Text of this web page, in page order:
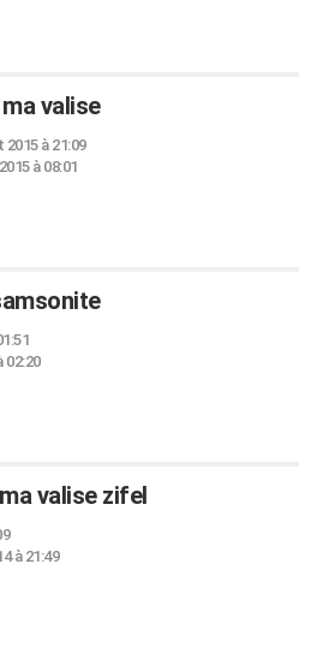
valise
2015 à 21:09
à 08:01
02:20
valise zifel
à 21:49